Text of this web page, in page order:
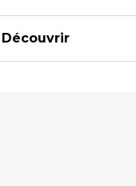
Découvrir